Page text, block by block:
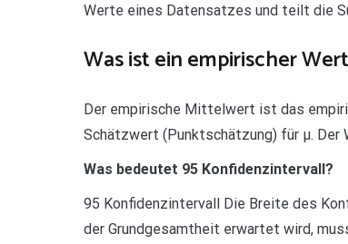
Werte eines Datensatzes und teilt die
Was ist ein empirischer
Der empirische Mittelwert ist das
Schätzwert (Punktschätzung) für μ. Der
Was bedeutet 95 Konfidenzintervall?
95 Konfidenzintervall Die Breite des
der Grundgesamtheit erwartet wird,